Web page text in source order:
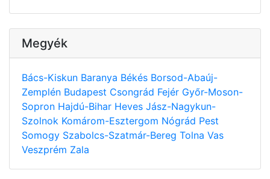
Megyék
Bács-Kiskun Baranya Békés Borsod-Abaúj-
Zemplén Budapest Csongrád Fejér Győr-Moson-
Sopron Hajdú-Bihar Heves Jász-Nagykun-
Szolnok Komárom-Esztergom Nógrád Pest
Somogy Szabolcs-Szatmár-Bereg Tolna Vas
Veszprém Zala